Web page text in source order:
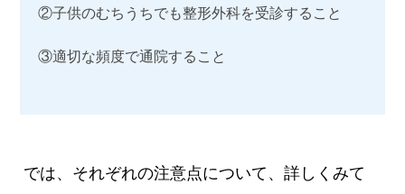
②子供のむちうちでも整形外科を受診すること
③適切な頻度で通院すること
では、それぞれの注意点について、詳しくみて